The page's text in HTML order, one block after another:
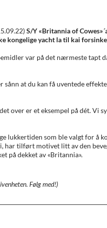
S/Y «Britannia of
kongelige yacht la til kai
var på det nærmeste tapt
sånn at du kan få uventede
over er et eksempel på dét. Vi
lukkertiden som ble valgt for å
har tilført motivet litt av den
på dekket av «Britannia».
Følg med!)